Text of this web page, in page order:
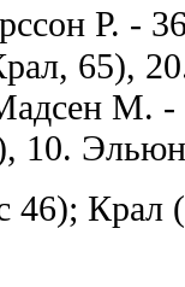
Р. -
65),
М. -
10.
46); Крал